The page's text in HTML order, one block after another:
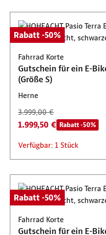
Rabatt -50%
Fahrrad Korte
Gutschein für ein E-
(Größe S)
Herne
3.999,00 €
1.999,50 € Rabatt -50%
Verfügbar: 1 Stück
Rabatt -50%
Fahrrad Korte
Gutschein für ein E-